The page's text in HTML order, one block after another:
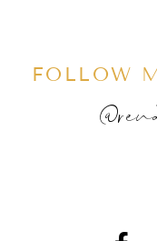
FOLLOW